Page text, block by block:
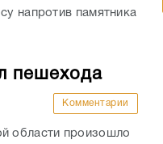
напротив памятника
пешехода
Комментарии
области произошло